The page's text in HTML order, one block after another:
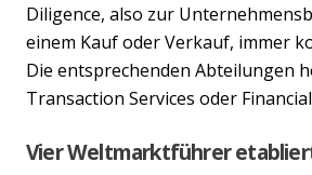
Diligence, also zur
einem Kauf oder Verkauf, immer
Die entsprechenden Abteilungen
Transaction Services oder
Vier Weltmarktführer